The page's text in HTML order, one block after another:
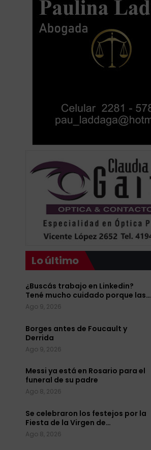
Lo último
¿Buscás trabajo en Linkedin?
Tené mucho cuidado porque las…
Ago 9, 2026
Borges antes de Foucault y
Derrida
Ago 9, 2026
Messi ya está en Rosario para el
funeral de su padre
Ago 8, 2026
Se celebraron los festejos por la
Fiesta de la Virgen de…
Ago 8, 2026